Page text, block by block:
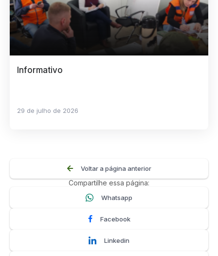
Informativo
29 de julho de 2026
Voltar a página anterior
Compartilhe essa página:
Whatsapp
Facebook
Linkedin